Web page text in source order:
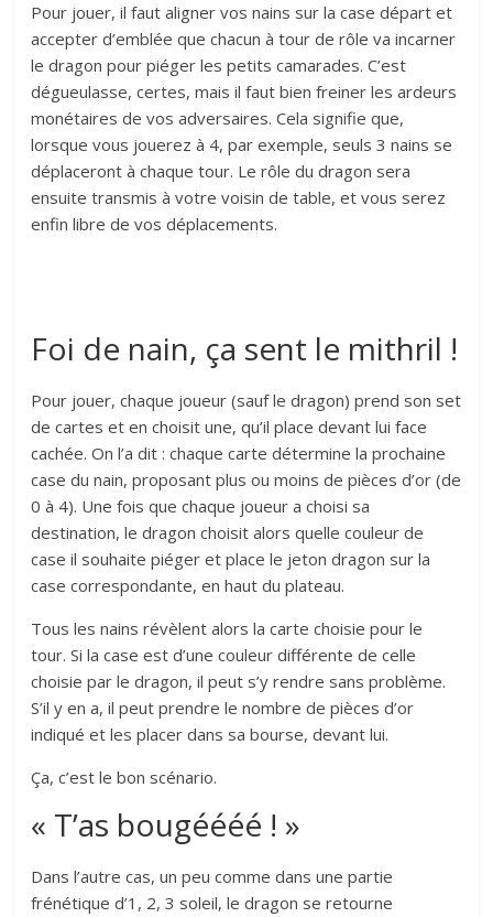
Pour jouer, il faut aligner vos nains sur la case départ et
accepter d’emblée que chacun à tour de rôle va incarner
le dragon pour piéger les petits camarades. C’est
dégueulasse, certes, mais il faut bien freiner les ardeurs
monétaires de vos adversaires. Cela signifie que,
lorsque vous jouerez à 4, par exemple, seuls 3 nains se
déplaceront à chaque tour. Le rôle du dragon sera
ensuite transmis à votre voisin de table, et vous serez
enfin libre de vos déplacements.
Foi de nain, ça sent le mithril !
Pour jouer, chaque joueur (sauf le dragon) prend son set
de cartes et en choisit une, qu’il place devant lui face
cachée. On l’a dit : chaque carte détermine la prochaine
case du nain, proposant plus ou moins de pièces d’or (de
0 à 4). Une fois que chaque joueur a choisi sa
destination, le dragon choisit alors quelle couleur de
case il souhaite piéger et place le jeton dragon sur la
case correspondante, en haut du plateau.
Tous les nains révèlent alors la carte choisie pour le
tour. Si la case est d’une couleur différente de celle
choisie par le dragon, il peut s’y rendre sans problème.
S’il y en a, il peut prendre le nombre de pièces d’or
indiqué et les placer dans sa bourse, devant lui.
Ça, c’est le bon scénario.
« T’as bougéééé ! »
Dans l’autre cas, un peu comme dans une partie
frénétique d’1, 2, 3 soleil, le dragon se retourne